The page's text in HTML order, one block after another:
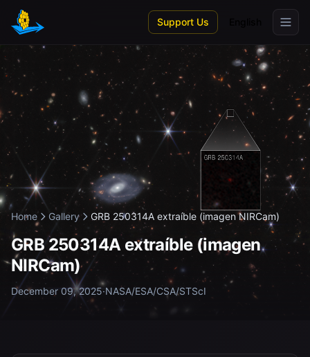
Skip to main content
Support Us
Home Gallery GRB 250314A extraíble (imagen NIRCam)
GRB 250314A extraíble (imagen
NIRCam)
December 09, 2025·NASA/ESA/CSA/STScI